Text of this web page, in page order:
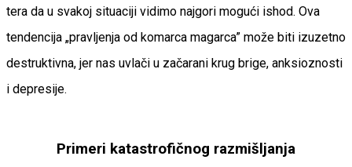
tera da u svakoj situaciji vidimo najgori mogući ishod. Ova
tendencija „pravljenja od komarca magarca” može biti izuzetno
destruktivna, jer nas uvlači u začarani krug brige, anksioznosti
i depresije.
Primeri katastrofičnog razmišljanja